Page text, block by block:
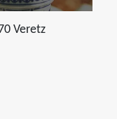
Veretz